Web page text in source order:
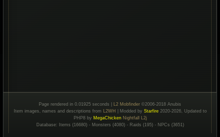
Page rendered in 0.01925 seconds | L2 Mobfinder ©2006-2018 Anubis
Item images, names and descriptions from L2WH | Modded by Starfire2020-2026, Updated to
PHP8 by MegaChicken Nightfall L2j
Database: Items (16680) - Monsters (4080) - Raids (195) - NPCs (3651)